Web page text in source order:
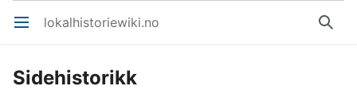
Åpne hovedmenyen lokalhistoriewiki.no Søk
Sidehistorikk